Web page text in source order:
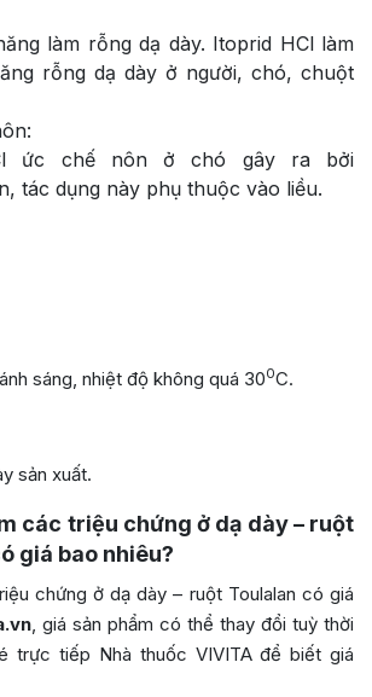
làm rỗng dạ dày. Itoprid HCl làm
rỗng dạ dày ở người, chó, chuột
ức chế nôn ở chó gây ra bởi
tác dụng này phụ thuộc vào liều.
sáng, nhiệt độ không quá 300C.
sản xuất.
các triệu chứng ở dạ dày – ruột
giá bao nhiêu?
chứng ở dạ dày – ruột Toulalan có giá
, giá sản phẩm có thể thay đổi tuỳ thời
trực tiếp Nhà thuốc VIVITA để biết giá